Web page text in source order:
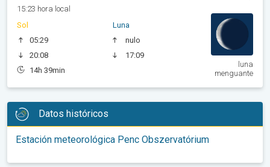
15:23 hora local
Sol
05:29
20:08
14h 39min
Luna
nulo
17:09
luna
menguante
Datos históricos
Estación meteorológica Penc Obszervatórium